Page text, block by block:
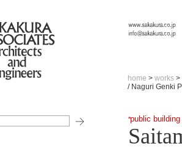
home > works >
/ Naguri Genki
public building